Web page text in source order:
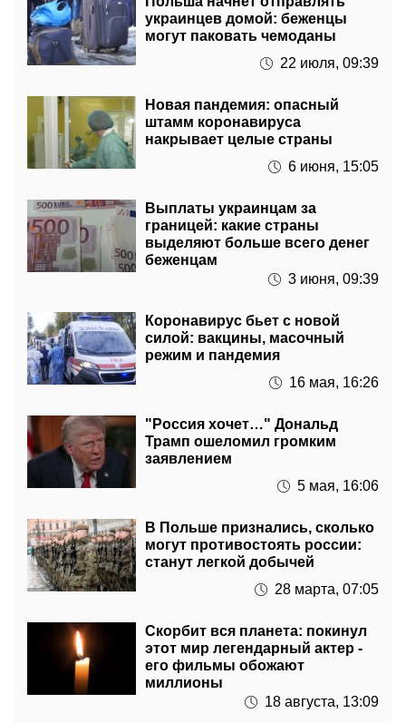
22 июля, 09:39
Новая пандемия: опасный
накрывает целые страны
6 июня, 15:05
Выплаты украинцам за
выделяют больше всего денег
беженцам
3 июня, 09:39
Коронавирус бьет с новой
режим и пандемия
16 мая, 16:26
"Россия хочет…" Дональд
заявлением
5 мая, 16:06
В Польше признались, сколько
станут легкой добычей
28 марта, 07:05
Скорбит вся планета: покинул
его фильмы обожают
миллионы
18 августа, 13:09
Известная украинская певица